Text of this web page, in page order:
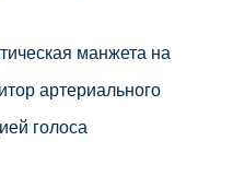
манжета на
артериального
голоса